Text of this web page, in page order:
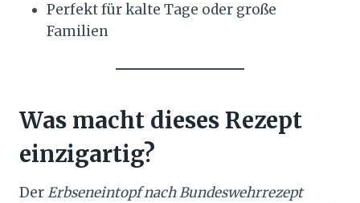
Perfekt für kalte Tage oder große
Familien
Was macht dieses Rezept
einzigartig?
DerErbseneintopf nach Bundeswehrrezept